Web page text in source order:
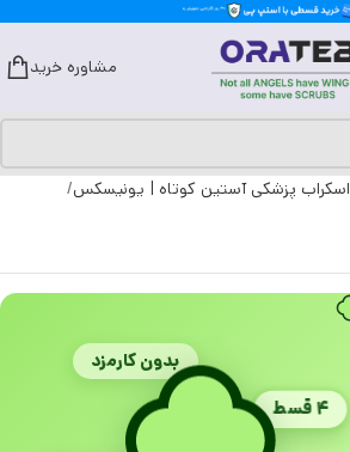
مشاوره خرید
اسکراب پزشکی آستین کوتاه | یونیسکس
بدون کارمزد
۴ قسط